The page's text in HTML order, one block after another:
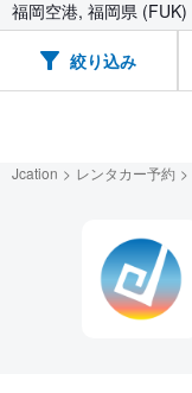
福岡空港, 福岡県 (FUK)
絞り込み
Jcation レンタカー予約